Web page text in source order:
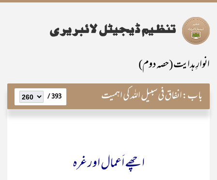
انوارِ ہدایت (حصہ دوم)
باب:انفاق فی سبیل اللہ کی اہمیت 393 /
اچھے اَعمال اور غرہ